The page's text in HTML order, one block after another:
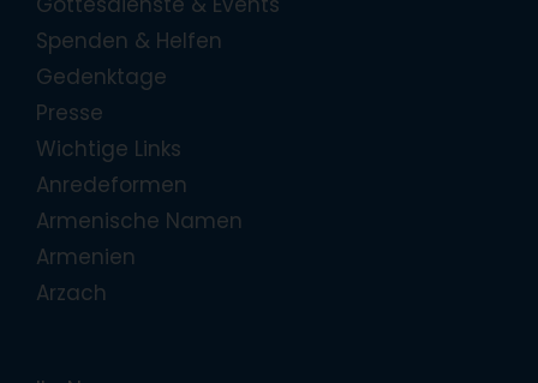
Spenden & Helfen
Gedenktage
Presse
Wichtige Links
Anredeformen
Armenische Namen
Armenien
Arzach